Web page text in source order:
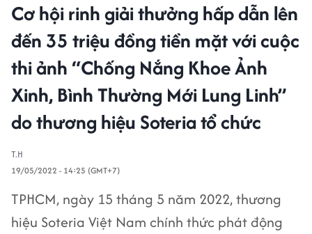
Cơ hội rinh giải thưởng hấp dẫn lên
đến 35 triệu đồng tiền mặt với cuộc
thi ảnh “Chống Nắng Khoe Ảnh
Xinh, Bình Thường Mới Lung Linh”
do thương hiệu Soteria tổ chức
T.H
19/05/2022 - 14:25 (GMT+7)
TPHCM, ngày 15 tháng 5 năm 2022, thương
hiệu Soteria Việt Nam chính thức phát động